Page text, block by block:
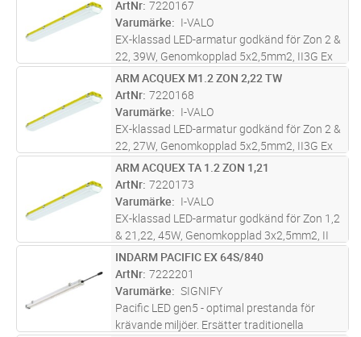
förskruvning
ArtNr 7220167
Varumärke
I-VALO
EX-klassad LED-armatur godkänd för Zon 2 &
22, 39W, Genomkopplad 5x2,5mm2, II3G Ex
nA IIC T6 II3 G Ex nA IIC T6Gc, D Ex t II 3 D
6000 lm 4000 K -20°C +50°C, inkl. takfäste
och förskruvning
ST Lägg i kundvagn
ARM ACQUEX M1.2 ZON 2,22 TW
ArtNr 7220168
Varumärke
I-VALO
EX-klassad LED-armatur godkänd för Zon 2 &
22, 27W, Genomkopplad 5x2,5mm2, II3G Ex
nA IIC T6 II3 G Ex nA IIC T6Gc, D Ex t II 3 D
4000 lm 4000 K -20°C +50°C, inkl. takfäste
och förskruvning
ST Lägg i kundvagn
ARM ACQUEX TA 1.2 ZON 1,21
ArtNr 7220173
Varumärke
I-VALO
EX-klassad LED-armatur godkänd för Zon 1,2
& 21,22, 45W, Genomkopplad 3x2,5mm2, II
2G Ex eb ib mb IIC T6/T5 Gb, II 2D Ex tb IIIC
T85°C Db 6000 lm 4000 K -20°C +50°C, inkl.
takfäste och förskruvningar
ST Lägg i kundvagn
INDARM PACIFIC EX 64S/840
ArtNr 7222201
Varumärke
SIGNIFY
Pacific LED gen5 - optimal prestanda för
krävande miljöer. Ersätter traditionella